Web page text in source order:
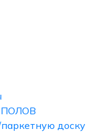
доску